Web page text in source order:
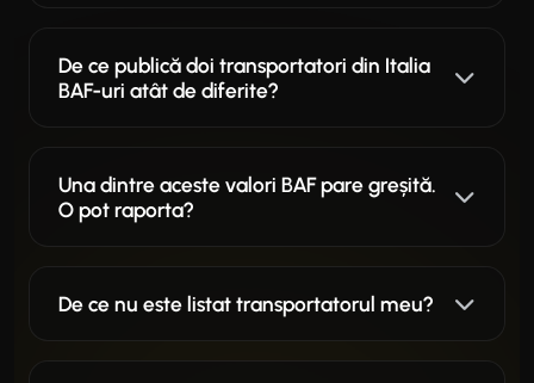
De ce publică doi transportatori din Italia
BAF-uri atât de diferite?
Una dintre aceste valori BAF pare greșită.
O pot raporta?
De ce nu este listat transportatorul meu?